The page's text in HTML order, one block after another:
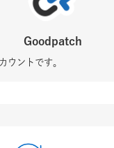
Goodpatch
ウントです。